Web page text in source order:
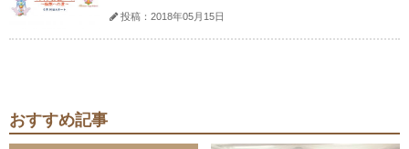
投稿：2018年05月15日
おすすめ記事